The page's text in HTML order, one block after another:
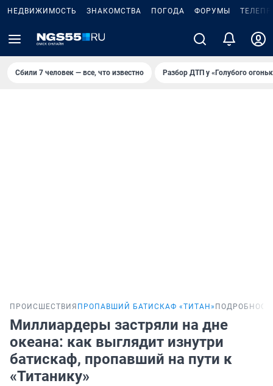
НЕДВИЖИМОСТЬ ЗНАКОМСТВА ПОГОДА ФОРУМЫ
Сбили 7 человек — все, что известно Разбор ДТП у «Голубого
ПРОИСШЕСТВИЯ ПРОПАВШИЙ БАТИСКАФ «ТИТАН»
Миллиардеры застряли на дне
океана: как выглядит изнутри
батискаф, пропавший на пути к
«Титанику»